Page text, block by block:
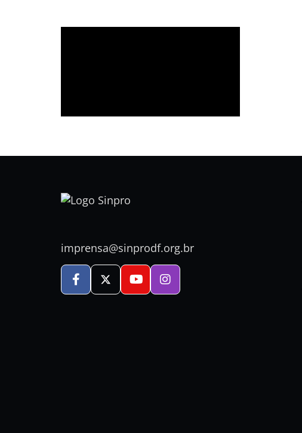
imprensa@sinprodf.org.br